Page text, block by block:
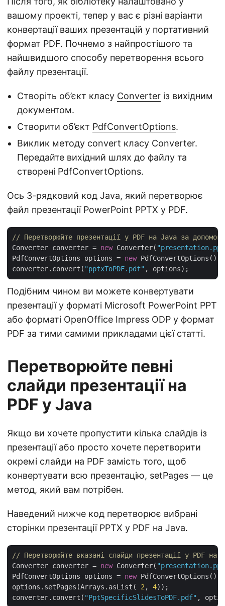
вашому проекті, тепер у вас є різні варіанти
конвертації ваших презентацій у портативний
формат PDF. Почнемо з найпростішого та
найшвидшого способу перетворення всього
файлу презентації.
Створіть об’єкт класу Converter із вихідним
документом.
Створити об’єкт PdfConvertOptions.
Виклик методу convert класу Converter.
Передайте вихідний шлях до файлу та
створені PdfConvertOptions.
Ось 3-рядковий код Java, який перетворює
файл презентації PowerPoint PPTX у PDF.
// Перетворюйте презентації у PDF на Java за
Converter converter = new Converter(
PdfConvertOptions options = new PdfConvertOptions();
converter.convert( "pptxToPDF.pdf"
Подібним чином ви можете конвертувати
презентації у форматі Microsoft PowerPoint PPT
або форматі OpenOffice Impress ODP у формат
PDF за тими самими прикладами цієї статті.
Перетворюйте певні
слайди презентації на
PDF у Java
Якщо ви хочете пропустити кілька слайдів із
презентації або просто хочете перетворити
окремі слайди на PDF замість того, щоб
конвертувати всю презентацію, setPages — це
метод, який вам потрібен.
Наведений нижче код перетворює вибрані
сторінки презентації PPTX у PDF на Java.
// Перетворюйте вказані слайди презентації у PDF на
Converter converter = new Converter(
PdfConvertOptions options = new PdfConvertOptions();
options.setPages(Arrays.asList( 2 , 4));
converter.convert( "PptSpecificSlidesToPDF.pdf"